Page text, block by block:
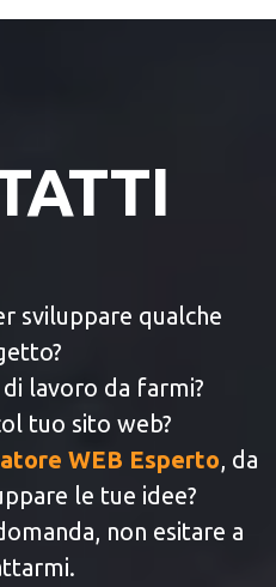
sviluppare qualche
lavoro da farmi?
tuo sito web?
WEB Esperto , da
le tue idee?
non esitare a